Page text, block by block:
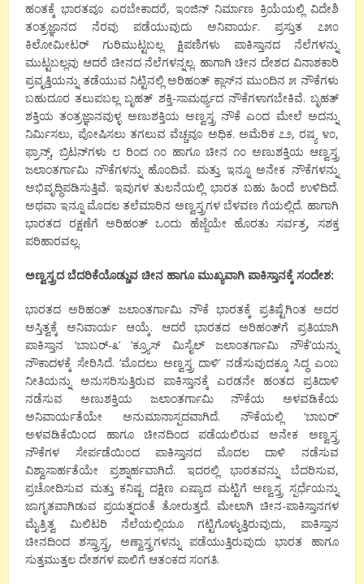
ಹಂತಕ್ಕೆ ಭಾರತವೂ ಏರಬೇಕಾದರೆ, ಇಂಜಿನ್ ನಿರ್ಮಾಣ ಕ್ರಿಯೆಯಲ್ಲಿ ವಿದೇಶಿ
ತಂತ್ರಜ್ಞಾನದ ನೆರವು ಪಡೆಯುವುದು ಅನಿವಾರ್ಯ. ಪ್ರಸ್ತುತ ೭೫೦
ಕಿಲೋಮೀಟರ್ ಗುರಿಮುಟ್ಟಬಲ್ಲ ಕ್ಷಿಪಣಿಗಳು ಪಾಕಿಸ್ತಾನದ ನೆಲೆಗಳನ್ನು
ಮುಟ್ಟಬಲ್ಲವು ಆದರೆ ಚೀನದ ನೆಲೆಗಳನ್ನಲ್ಲ. ಹಾಗಾಗಿ ಚೀನ ದೇಶದ ವಿನಾಶಕಾರಿ
ಪ್ರವೃತ್ತಿಯನ್ನು ತಡೆಯುವ ನಿಟ್ಟಿನಲ್ಲಿ ಅರಿಹಂತ್ ಕ್ಲಾಸ್‌ನ ಮುಂದಿನ ೫ ನೌಕೆಗಳು
ಬಹುದೂರ ತಲುಪಬಲ್ಲ ಬೃಹತ್ ಶಕ್ತಿ-ಸಾಮರ್ಥ್ಯದ ನೌಕೆಗಳಾಗಬೇಕಿವೆ. ಬೃಹತ್
ಶಕ್ತಿಯ ತಂತ್ರಜ್ಞಾನವುಳ್ಳ ಅಣುಶಕ್ತಿಯ ಅಣ್ವಸ್ತ್ರ ನೌಕೆ ಎಂದ ಮೇಲೆ ಅದನ್ನು
ನಿರ್ಮಿಸಲು, ಪೋಷಿಸಲು ತಗಲುವ ವೆಚ್ಚವೂ ಅಧಿಕ. ಅಮೆರಿಕ ೭೨, ರಷ್ಯ ೪೦,
ಫ್ರಾನ್ಸ್, ಬ್ರಿಟನ್‌ಗಳು ೮ ರಿಂದ ೧೦ ಹಾಗೂ ಚೀನ ೧೦ ಅಣುಶಕ್ತಿಯ ಆಣ್ವಸ್ತ್ರ
ಜಲಾಂತರ್ಗಾಮಿ ನೌಕೆಗಳನ್ನು ಹೊಂದಿವೆ. ಮತ್ತು ಇನ್ನೂ ಅನೇಕ ನೌಕೆಗಳನ್ನು
ಅಭಿವೃದ್ಧಿಪಡಿಸುತ್ತಿವೆ. ಇವುಗಳ ತುಲನೆಯಲ್ಲಿ ಭಾರತ ಬಹು ಹಿಂದೆ ಉಳಿದಿದೆ.
ಅಥವಾ ಇನ್ನೂ ಮೊದಲ ತಲೆಮಾರಿನ ಅಣ್ವಸ್ತ್ರಗಳ ಬೆಳವಣ ಗೆಯಲ್ಲಿದೆ. ಹಾಗಾಗಿ
ಭಾರತದ ರಕ್ಷಣೆಗೆ ಅರಿಹಂತ್ ಒಂದು ಹೆಜ್ಜೆಯೇ ಹೊರತು ಸರ್ವತ್ರ, ಸಶಕ್ತ
ಪರಿಹಾರವಲ್ಲ.
ಅಣ್ವಸ್ತ್ರದ ಬೆದರಿಕೆಯೊಡ್ಡುವ ಚೀನ ಹಾಗೂ ಮುಖ್ಯವಾಗಿ ಪಾಕಿಸ್ತಾನಕ್ಕೆ ಸಂದೇಶ:
ಭಾರತದ ಅರಿಹಂತ್ ಜಲಾಂತರ್ಗಾಮಿ ನೌಕೆ ಭಾರತಕ್ಕೆ ಪ್ರತಿಷ್ಟೆಗಿಂತ ಅದರ
ಅಸ್ತಿತ್ವಕ್ಕೆ ಅನಿವಾರ್ಯ ಆಯ್ಕೆ. ಆದರೆ ಭಾರತದ ಅರಿಹಂತ್‌ಗೆ ಪ್ರತಿಯಾಗಿ
ಪಾಕಿಸ್ತಾನ ‘ಬಾಬರ್-೩’ ’ಕ್ರ್ಯೂಸ್ ಮಿಸೈಲ್ ಜಲಾಂತರ್ಗಾಮಿ ನೌಕೆ’ಯನ್ನು
ನೌಕಾದಳಕ್ಕೆ ಸೇರಿಸಿದೆ. ‘ಮೊದಲು ಅಣ್ವಸ್ತ್ರ ದಾಳಿ’ ನಡೆಸುವುದಕ್ಕೂ ಸಿದ್ಧ ಎಂಬ
ನೀತಿಯನ್ನು ಅನುಸರಿಸುತ್ತಿರುವ ಪಾಕಿಸ್ತಾನಕ್ಕೆ ಎರಡನೇ ಹಂತದ ಪ್ರತಿದಾಳಿ
ನಡೆಸುವ ಅಣುಶಕ್ತಿಯ ಜಲಾಂತರ್ಗಾಮಿ ನೌಕೆಯ ಅಳವಡಿಕೆಯ
ಅನಿವಾರ್ಯತೆಯೇ ಅನುಮಾನಾಸ್ಪದವಾಗಿದೆ. ನೌಕೆಯಲ್ಲಿ ‘ಬಾಬರ್’
ಅಳವಡಿಕೆಯಿಂದ ಹಾಗೂ ಚೀನದಿಂದ ಪಡೆಯಲಿರುವ ಅನೇಕ ಅಣ್ವಸ್ತ್ರ
ನೌಕೆಗಳ ಸೇರ್ಪಡೆಯಿಂದ ಪಾಕಿಸ್ತಾನದ ಮೊದಲ ದಾಳಿ ನಡೆಸುವ
ವಿಶ್ವಾಸಾರ್ಹತೆಯೇ ಪ್ರಶ್ನಾರ್ಹವಾಗಿದೆ. ಇದರಲ್ಲಿ ಭಾರತವನ್ನು ಬೆದರಿಸುವ,
ಪ್ರಚೋದಿಸುವ ಮತ್ತು ಕನಿಷ್ಟ ದಕ್ಷಿಣ ಏಷ್ಯಾದ ಮಟ್ಟಿಗೆ ಅಣ್ವಸ್ತ್ರ ಸ್ಪರ್ಧೆಯನ್ನು
ಜಾಗೃತವಾಗಿಡುವ ಪ್ರಯತ್ನದಂತೆ ತೋರುತ್ತದೆ. ಮೇಲಾಗಿ ಚೀನ-ಪಾಕಿಸ್ತಾನಗಳ
ಮೈತ್ರಿತ್ವ ಮಿಲಿಟರಿ ನೆಲೆಯಲ್ಲಿಯೂ ಗಟ್ಟಿಗೊಳ್ಳುತ್ತಿರುವುದು, ಪಾಕಿಸ್ತಾನ
ಚೀನದಿಂದ ಶಸ್ತ್ರಾಸ್ತ್ರ, ಅಣ್ವಾಸ್ತ್ರಗಳನ್ನು ಪಡೆಯುತ್ತಿರುವುದು ಭಾರತ ಹಾಗೂ
ಸುತ್ತಮುತ್ತಲ ದೇಶಗಳ ಪಾಲಿಗೆ ಆತಂಕದ ಸಂಗತಿ.